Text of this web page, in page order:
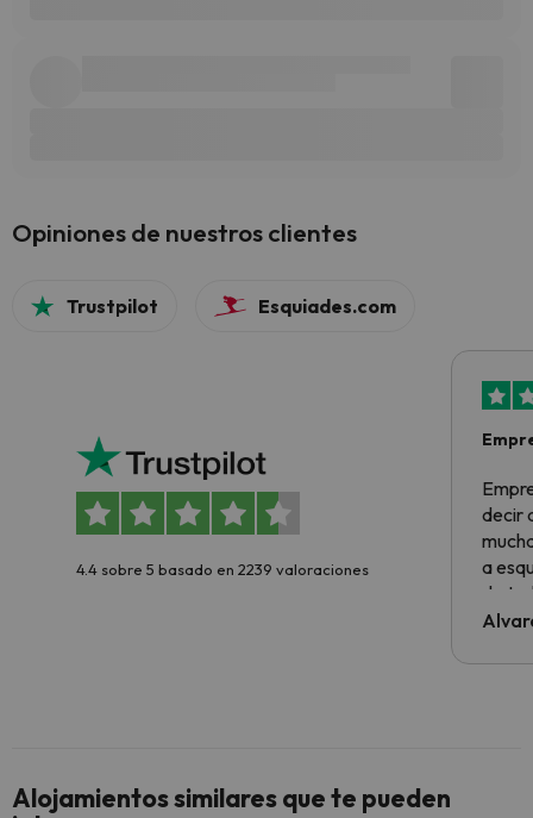
Opiniones de nuestros clientes
Trustpilot Esquiades.com
4.4 sobre 5 basado en 2239 valoraciones
decir
a
de
al
culpa
Alojamientos similares que te pueden